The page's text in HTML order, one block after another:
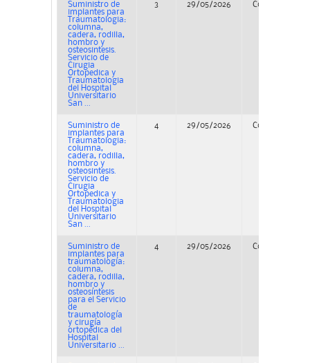
Suministro de
implantes para
Traumatologia:
columna,
cadera, rodilla,
hombro y
osteosintesis.
Servicio de
Cirugia
Ortopedica y
Traumatologia
del Hospital
Universitario
San ...
3 29/05/2026 Concurso
Suministro de
implantes para
Traumatologia:
columna,
cadera, rodilla,
hombro y
osteosintesis.
Servicio de
Cirugia
Ortopedica y
Traumatologia
del Hospital
Universitario
San ...
4 29/05/2026 Concurso
Suministro de
implantes para
traumatología:
columna,
cadera, rodilla,
hombro y
osteosíntesis
para el Servicio
de
traumatología
y cirugía
ortopédica del
Hospital
Universitario ...
4 29/05/2026 Concurso